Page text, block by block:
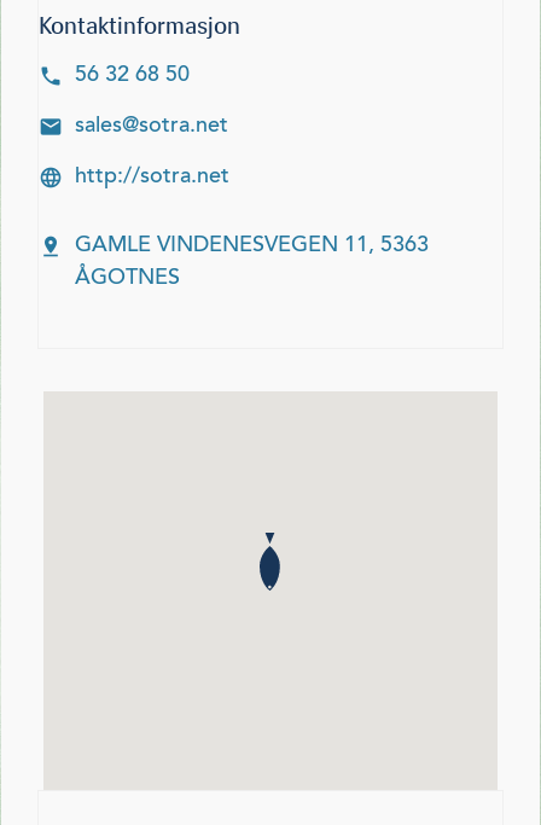
Kontaktinformasjon
56 32 68 50
sales@sotra.net
http://sotra.net
GAMLE VINDENESVEGEN 11, 5363
ÅGOTNES